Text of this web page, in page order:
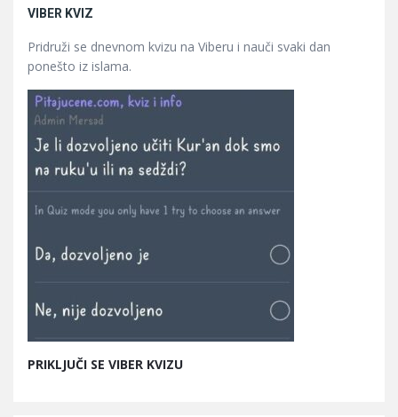
VIBER KVIZ
Pridruži se dnevnom kvizu na Viberu i nauči svaki dan
ponešto iz islama.
PRIKLJUČI SE VIBER KVIZU